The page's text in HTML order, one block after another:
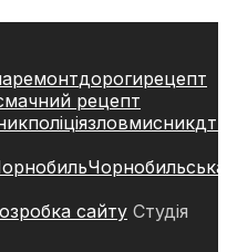
ремонтдорогирецепт
рецепт
поліціязловмисникдтп
Чорнобильська
сайту Студія